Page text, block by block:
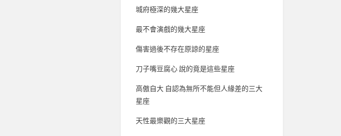
城府極深的幾大星座
最不會演戲的幾大星座
傷害過後不存在原諒的星座
刀子嘴豆腐心 說的竟是這些星座
高傲自大 自認為無所不能但人緣差的三大
星座
天性最樂觀的三大星座